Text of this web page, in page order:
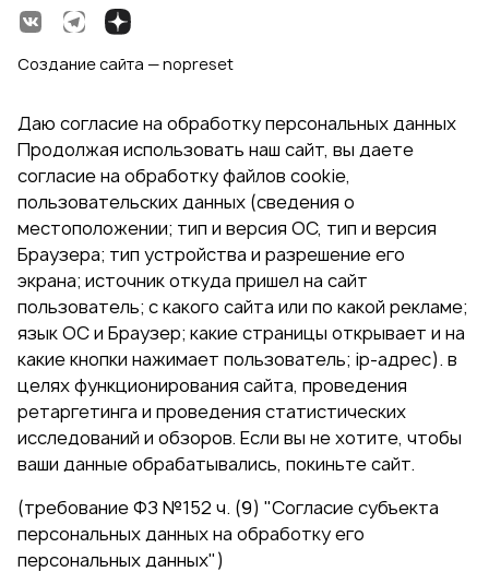
Создание сайта — nopreset
Даю согласие на обработку персональных данных
Продолжая использовать наш сайт, вы даете
согласие на обработку файлов cookie,
пользовательских данных (сведения о
местоположении; тип и версия ОС, тип и версия
Браузера; тип устройства и разрешение его
экрана; источник откуда пришел на сайт
пользователь; с какого сайта или по какой рекламе;
язык ОС и Браузер; какие страницы открывает и на
какие кнопки нажимает пользователь; ip-адрес). в
целях функционирования сайта, проведения
ретаргетинга и проведения статистических
исследований и обзоров. Если вы не хотите, чтобы
ваши данные обрабатывались, покиньте сайт.
(требование ФЗ №152 ч. (9) "Согласие субъекта
персональных данных на обработку его
персональных данных")